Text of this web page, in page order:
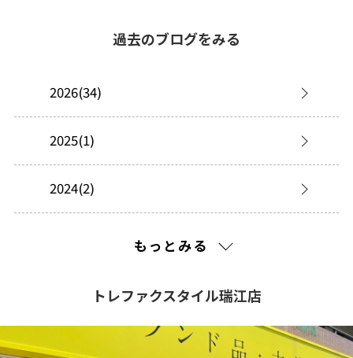
過去のブログをみる
2026(34)
2025(1)
2024(2)
2021(9)
もっとみる
トレファクスタイル瑞江店